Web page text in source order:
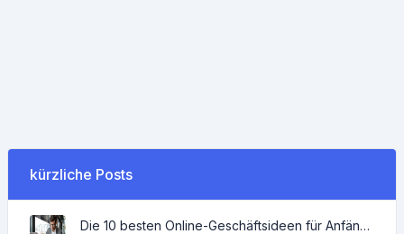
kürzliche Posts
Die 10 besten Online-Geschäftsideen für Anfänger 2022 und Tools, die Ihnen die Arbeit erleichtern